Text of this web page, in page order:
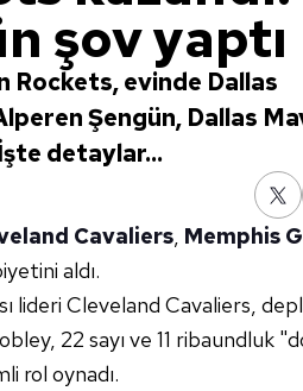
şov yaptı
Rockets, evinde Dallas
Şengün, Dallas
detaylar...
Cavaliers, Memphis
aldı.
lideri Cleveland Cavaliers,
22 sayı ve 11 ribaundluk
rol oynadı.